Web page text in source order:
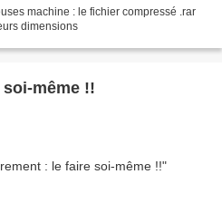
machine : le fichier compressé .rar
dimensions
même !!